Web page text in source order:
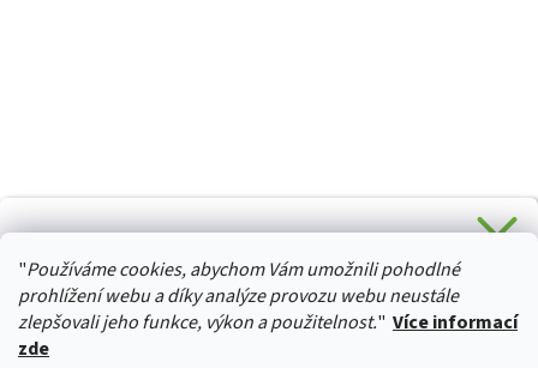
"Používáme cookies, abychom Vám umožnili pohodlné
prohlížení webu a díky analýze provozu webu neustále
zlepšovali jeho funkce, výkon a použitelnost." Více informací
zde
HURTTA-COLLECTION.CZ
Stačí se přihlásit k odběru novinek z našeho obchodu a je
Vaše :)